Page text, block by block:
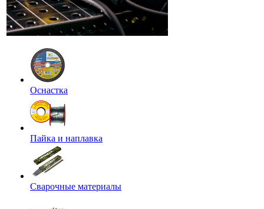
Оснастка
Пайка и наплавка
Сварочные материалы